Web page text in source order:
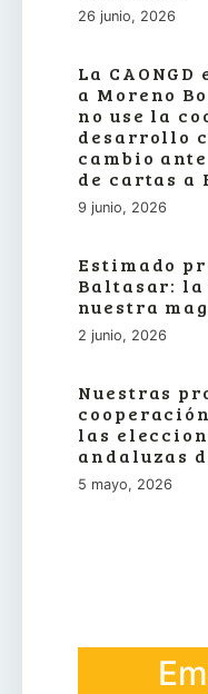
26 junio, 2026
La
a Moreno
no use la
desarrollo
cambio
de cartas a
9 junio, 2026
Estimado
Baltasar:
nuestra
2 junio, 2026
Nuestras
las
andaluzas
5 mayo, 2026